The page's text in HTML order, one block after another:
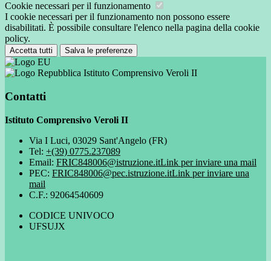
Cookie necessari per il funzionamento
I cookie necessari per il funzionamento non possono essere
disabilitati. È possibile consultare l'elenco nella pagina della cookie
policy.
Accetta tutti Salva le preferenze
Istituto Comprensivo Veroli II
Contatti
Istituto Comprensivo Veroli II
Via I Luci, 03029 Sant'Angelo (FR)
Tel: +(39) 0775.237089
Email: FRIC848006@istruzione.itLink per inviare una mail
PEC: FRIC848006@pec.istruzione.itLink per inviare una
mail
C.F.: 92064540609
CODICE UNIVOCO
UFSUJX